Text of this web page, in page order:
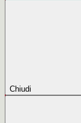
Chiudi